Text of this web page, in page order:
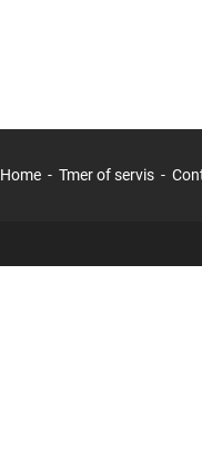
Home Tmer of servis